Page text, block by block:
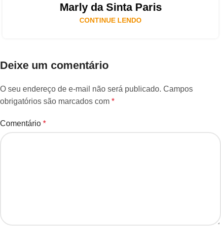
Marly da Sinta Paris
CONTINUE LENDO
Deixe um comentário
O seu endereço de e-mail não será publicado. Campos
obrigatórios são marcados com *
Comentário *